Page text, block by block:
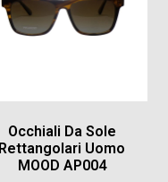
Occhiali Da Sole
Rettangolari Uomo
MOOD AP004